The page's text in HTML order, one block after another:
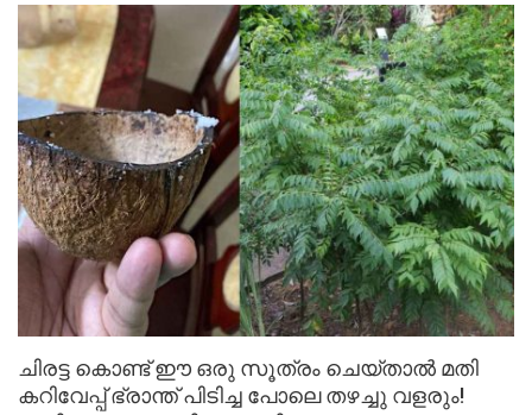
ചിരട്ട കൊണ്ട് ഈ ഒരു സൂത്രം ചെയ്താൽ മതി
കറിവേപ്പ് ഭ്രാന്ത് പിടിച്ച പോലെ തഴച്ചു വളരും!